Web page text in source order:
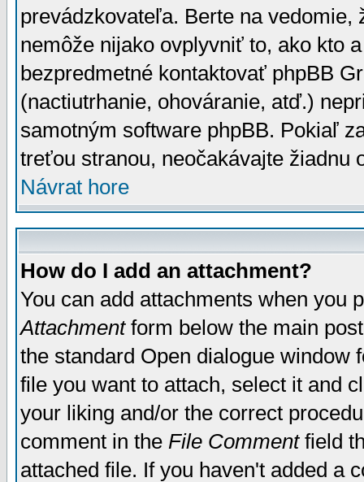
prevádzkovateľa. Berte na vedomie,
nemôže nijako ovplyvniť to, ako kto
bezpredmetné kontaktovať phpBB
(nactiutrhanie, ohováranie, atď.)
samotným software phpBB. Pokiaľ
treťou stranou, neočakávajte žiadnu
Návrat hore
How do I add an attachment?
You can add attachments when you
Attachmentform below the main
the standard Open dialogue window
file you want to attach, select it and
your liking and/or the correct
comment in the File Commentfield
attached file. If you haven't added a